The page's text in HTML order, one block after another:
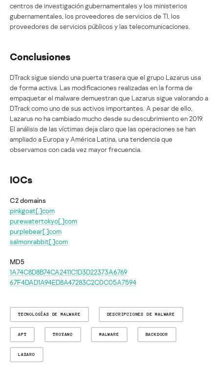
centros de investigación gubernamentales y los ministerios
gubernamentales, los proveedores de servicios de TI, los
proveedores de servicios públicos y las telecomunicaciones.
Conclusiones
DTrack sigue siendo una puerta trasera que el grupo Lazarus usa
de forma activa. Las modificaciones realizadas en la forma de
empaquetar el malware demuestran que Lazarus sigue valorando a
DTrack como uno de sus activos importantes. A pesar de ello,
Lazarus no ha cambiado mucho desde su descubrimiento en 2019.
El análisis de las víctimas deja claro que las operaciones se han
ampliado a Europa y América Latina, una tendencia que
observamos con cada vez mayor frecuencia.
IOCs
C2 domains
pinkgoat[.]com
purewatertokyo[.]com
purplebear[.]com
salmonrabbit[.]com
MD5
1A74C8D8B74CA2411C1D3D22373A6769
67F4DAD1A94ED8A47283C2C0C05A7594
TECNOLOGÍAS DE MALWARE DESCRIPCIONES DE MALWARE
APT TROYANO MALWARE BACKDOOR
LAZARO